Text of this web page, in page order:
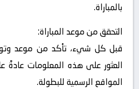
بالمباراة.
التحقق من موعد المباراة:
قبل كل شيء، تأكد من موعد
العثور على هذه المعلومات عادةً
المواقع الرسمية للبطولة.